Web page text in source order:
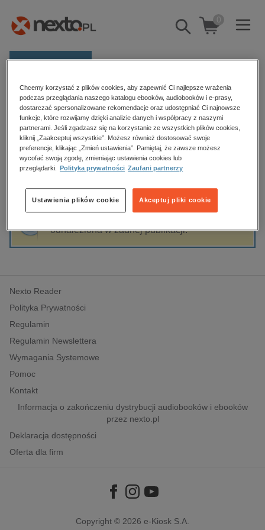
Pokaż/schowaj
wyszukiwarkę
0
E-prasa
Kategorie
Zobacz wszystkie E-prasa
budownictwo, aranżacja wnętrz
biznesowe, branżowe, gospodarka
edukacja
hobby, sport, rozrywka
komputery, internet, technologie, informatyka
polityka, społeczno-informacyjne
psychologiczne
inne
popularno-naukowe
historia
Strona główna Piotr Wilczyński
Piotr Wilczyński
Sortowanie Filtrowanie
odnaleziona w żadnej publikacji.
Nexto Reader
Polityka Prywatności
Regulamin
Regulamin Newslettera
Wymagania Systemowe
Pomoc
Kontakt
Informacja o zakończeniu dystrybucji audiobooków i ebooków
przez nexto.pl
Deklaracja dostępności
Oferta dla firm
Copyright © 2026 e-Kiosk S.A.
Chcemy korzystać z plików cookies, aby zapewnić Ci najlepsze wrażenia
podczas przeglądania naszego katalogu ebooków, audiobooków i e-prasy,
dostarczać spersonalizowane rekomendacje oraz udostępniać Ci najnowsze
funkcje, które rozwijamy dzięki analizie danych i współpracy z naszymi
partnerami. Jeśli zgadzasz się na korzystanie ze wszystkich plików cookies,
kliknij „Zaakceptuj wszystkie”. Możesz również dostosować swoje
preferencje, klikając „Zmień ustawienia”. Pamiętaj, że zawsze możesz
wycofać swoją zgodę, zmieniając ustawienia cookies lub
przeglądarki.
Polityka prywatności Zaufani partnerzy
Akceptuj pliki cookie
Ustawienia plików cookie